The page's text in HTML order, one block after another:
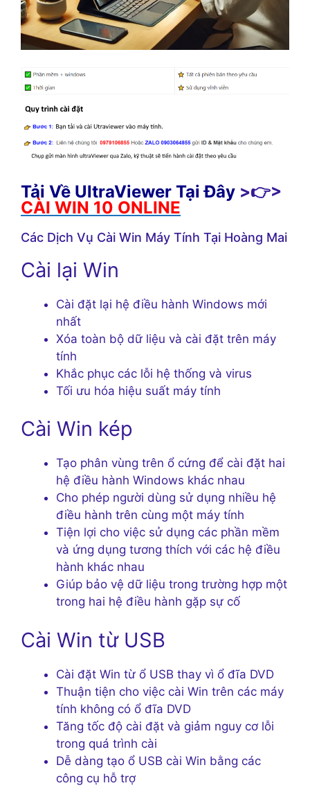
Tải Về UltraViewer Tại Đây >👉>
CÀI WIN 10 ONLINE
Các Dịch Vụ Cài Win Máy Tính Tại Hoàng Mai
Cài lại Win
Cài đặt lại hệ điều hành Windows mới
nhất
Xóa toàn bộ dữ liệu và cài đặt trên máy
tính
Khắc phục các lỗi hệ thống và virus
Tối ưu hóa hiệu suất máy tính
Cài Win kép
Tạo phân vùng trên ổ cứng để cài đặt hai
hệ điều hành Windows khác nhau
Cho phép người dùng sử dụng nhiều hệ
điều hành trên cùng một máy tính
Tiện lợi cho việc sử dụng các phần mềm
và ứng dụng tương thích với các hệ điều
hành khác nhau
Giúp bảo vệ dữ liệu trong trường hợp một
trong hai hệ điều hành gặp sự cố
Cài Win từ USB
Cài đặt Win từ ổ USB thay vì ổ đĩa DVD
Thuận tiện cho việc cài Win trên các máy
tính không có ổ đĩa DVD
Tăng tốc độ cài đặt và giảm nguy cơ lỗi
trong quá trình cài
Dễ dàng tạo ổ USB cài Win bằng các
công cụ hỗ trợ